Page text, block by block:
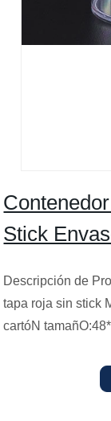
Stick
Descripción de
tapa roja sin stick
cartóN